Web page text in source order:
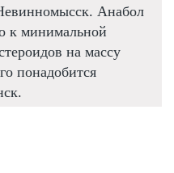
Анабол
к минимальной
на массу
понадобится